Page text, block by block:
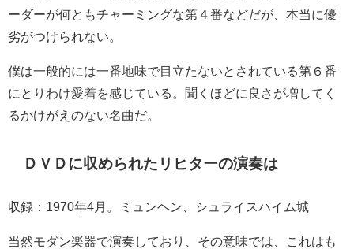
ーダーが何ともチャーミングな第４番などだが、本当に優
劣がつけられない。
僕は一般的には一番地味で目立たないとされている第６番
にとりわけ愛着を感じている。聞くほどに良さが増してく
るかけがえのない名曲だ。
ＤＶＤに収められたリヒターの演奏は
収録： 1970年4 月。ミュンヘン、シュライスハイム城
当然モダン楽器で演奏しており、その意味では、これはも